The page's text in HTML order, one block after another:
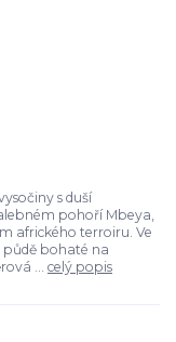
s duší
pohoří Mbeya,
afrického terroiru. Ve
půdě bohaté na
... celý popis